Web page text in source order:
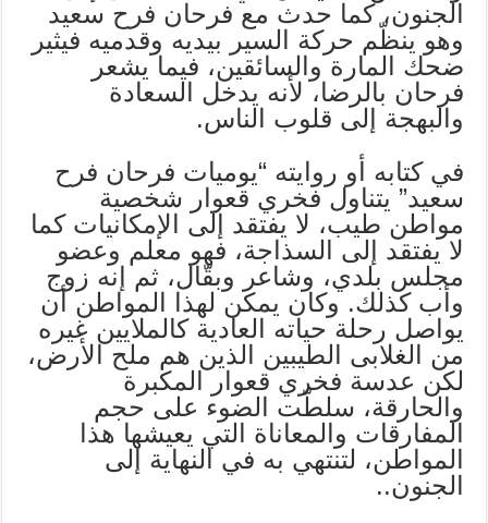
الجنون، كما حدث مع فرحان فرح سعيد
وهو ينظّم حركة السير بيديه وقدميه فيثير
ضحك المارة والسائقين، فيما يشعر
فرحان بالرضا، لأنه يدخل السعادة
والبهجة إلى قلوب الناس.
في كتابه أو روايته “يوميات فرحان فرح
سعيد” يتناول فخري قعوار شخصية
مواطن طيب، لا يفتقد إلى الإمكانيات كما
لا يفتقد إلى السذاجة، فهو معلم وعضو
مجلس بلدي، وشاعر وبقّال، ثم إنه زوج
وأب كذلك. وكان يمكن لهذا المواطن أن
يواصل رحلة حياته العادية كالملايين غيره
من الغلابى الطيبين الذين هم ملح الأرض،
لكن عدسة فخري قعوار المكبرة
والحارقة، سلطّت الضوء على حجم
المفارقات والمعاناة التي يعيشها هذا
المواطن، لتنتهي به في النهاية إلى
الجنون..